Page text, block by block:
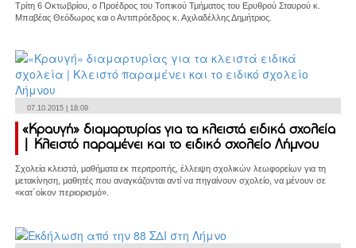
Τρίτη 6 Οκτωβρίου, ο Προέδρος του Τοπικού Τμήματος του Ερυθρού Σταυρού κ.
Μπαβέας Θεόδωρος και ο Αντιπρόεδρος κ. Αχιλαδέλλης Δημήτριος.
07.10.2015 | 18:09
«Κραυγή» διαμαρτυρίας για τα κλειστά ειδικά σχολεία
| Κλειστό παραμένει και το ειδικό σχολείο Λήμνου
Σχολεία κλειστά, μαθήματα εκ περιτροπής, έλλειψη σχολικών λεωφορείων για τη
μετακίνηση, μαθητές που αναγκάζονται αντί να πηγαίνουν σχολείο, να μένουν σε
«κατ΄οίκον περιορισμό».